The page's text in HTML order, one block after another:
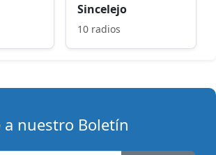
Sincelejo
10 radios
a nuestro Boletín